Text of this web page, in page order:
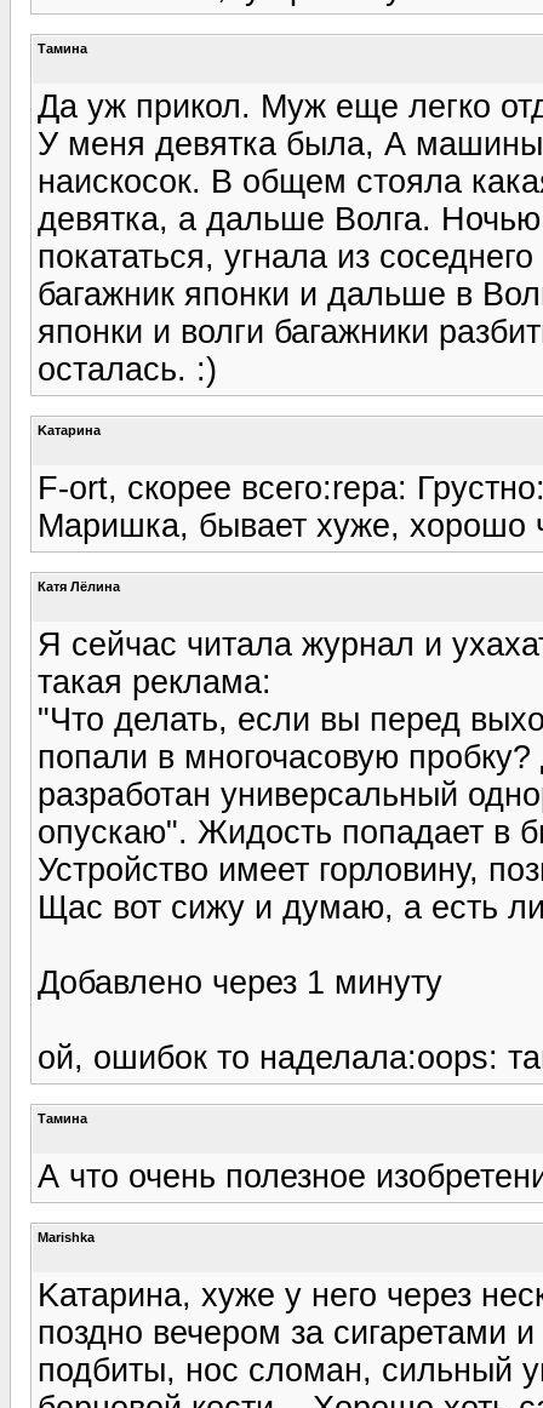
Тамина
Да уж прикол. Муж еще легко
У меня девятка была, А машины
наискосок. В общем стояла
девятка, а дальше Волга.
покататься, угнала из
багажник японки и дальше в
японки и волги багажники
осталась. :)
Kатарина
F-ort, скорее всего:repa:
Маришка, бывает хуже, хорошо
Катя Лёлина
Я сейчас читала журнал и
такая реклама:
"Что делать, если вы перед
попали в многочасовую
разработан универсальный
опускаю". Жидость попадает в
Устройство имеет горловину,
Щас вот сижу и думаю, а есть
Добавлено через 1 минуту
ой, ошибок то наделала:oops:
Тамина
А что очень полезное
Marishka
Kатарина, хуже у него через
поздно вечером за сигаретами
подбиты, нос сломан, сильный